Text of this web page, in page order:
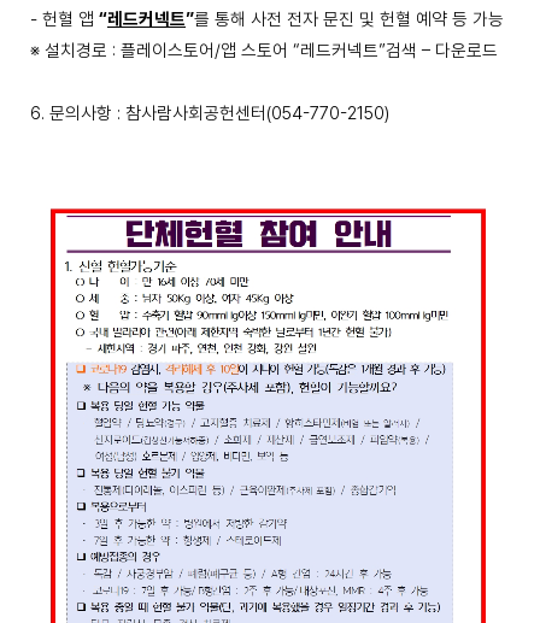
- 헌혈 앱 “레드커넥트”를 통해 사전 전자 문진 및 헌혈 예약 등 가능
※ 설치경로 : 플레이스토어/앱 스토어 “레드커넥트”검색– 다운로드
6. 문의사항 : 참사람사회공헌센터(054-770-2150)